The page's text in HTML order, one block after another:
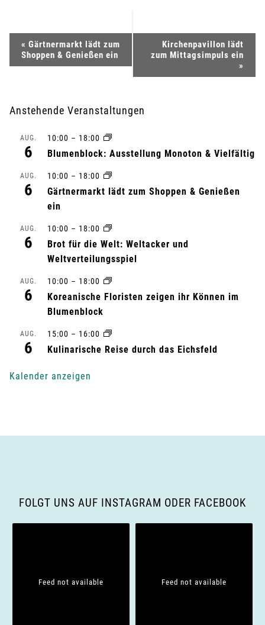
e
a
-
a
« Gärtnermarkt lädt zum
Shoppen & Genießen ein
Kirchenpavillon lädt
zum Mittagsimpuls ein
»
Anstehende Veranstaltungen
AUG.
6
10:00 – 18:00
Blumenblock: Ausstellung Monoton & Vielfältig
AUG.
6
10:00 – 18:00
Gärtnermarkt lädt zum Shoppen & Genießen
ein
AUG.
6
10:00 – 18:00
Brot für die Welt: Weltacker und
Weltverteilungsspiel
AUG.
6
10:00 – 18:00
Koreanische Floristen zeigen ihr Können im
Blumenblock
AUG.
6
15:00 – 16:00
Kulinarische Reise durch das Eichsfeld
Kalender anzeigen
FOLGT UNS AUF INSTAGRAM ODER FACEBOOK
Feed not available Feed not available